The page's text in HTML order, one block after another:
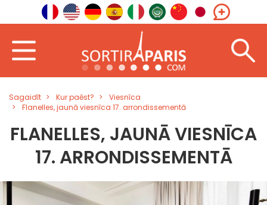
Sagaidīt Kur paēst?
Viesnīca
Flanelles, jaunā viesnīca 17. arrondissementā
FLANELLES, JAUNĀ VIESNĪCA
17. ARRONDISSEMENTĀ